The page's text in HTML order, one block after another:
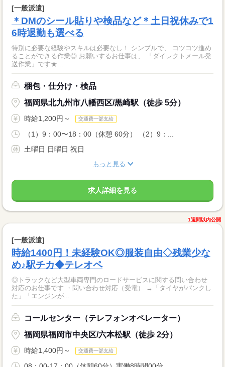
[一般派遣]
＊DMのシール貼りや検品など＊土日祝休みで1
6時退勤も選べる
特別に必要な経験やスキルは必要なし！ シンプルで、 コツコツ進め
ることができる作業◎ お願いするお仕事は、 「ダイレクトメール発
送作業」です★...
梱包・仕分け・検品
福岡県北九州市八幡西区/黒崎駅（徒歩 5分）
時給1,200円～ 交通費一部支給
（1）9：00〜18：00（休憩 60分） （2）9：...
土曜日 日曜日 祝日
もっと見る
求人詳細を見る
1週間以内公開
[一般派遣]
時給1400円！未経験OK◎服装自由◇残業少な
め♪駅チカ◆テレオペ
◎トラックなど大型車両専門のロードサービスに関する問い合わせ
対応のお仕事です ・問い合わせ対応（受電） →「タイヤがパンクし
た」「エンジンが...
コールセンター（テレフォンオペレーター）
福岡県福岡市中央区/六本松駅（徒歩 2分）
時給1,400円～ 交通費一部支給